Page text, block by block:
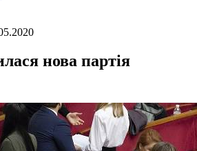
нова партія